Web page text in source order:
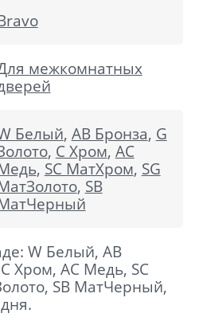
межкомнатных
Белый, AB Бронза, G
, C Хром, AC
, SC МатХром, SG
, SB
W Белый, AB
Хром, AC Медь, SC
SB МатЧерный,